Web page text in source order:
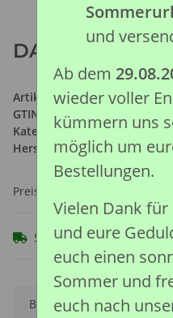
DAXIATITAN (XL)
Artikelnummer:88704
GTIN:
4892900887043
Kategorie:Prähistorische
Hersteller: Collecta Global
Preise nach Anmeldung
Sofort verfügbar
Beschreibung
und
Ab dem
wieder voller
kümmern uns
möglich um
Bestellungen.
Vielen Dank
und eure
euch einen
Sommer und
euch nach